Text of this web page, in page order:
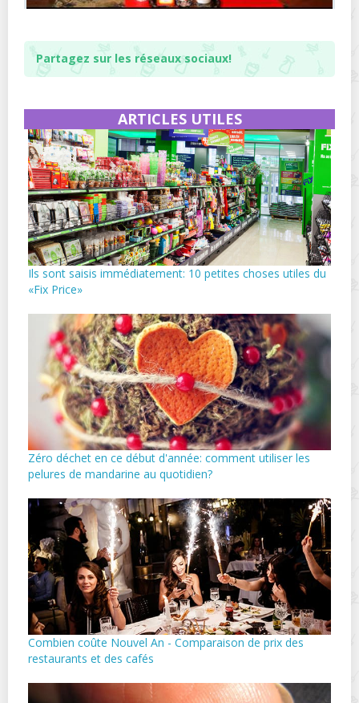
Partagez sur les réseaux sociaux!
ARTICLES UTILES
Ils sont saisis immédiatement: 10 petites choses utiles du
«Fix Price»
Zéro déchet en ce début d'année: comment utiliser les
pelures de mandarine au quotidien?
Combien coûte Nouvel An - Comparaison de prix des
restaurants et des cafés